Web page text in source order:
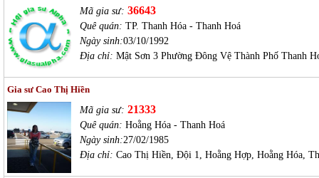
Mã gia sư: 36643
Quê quán: TP. Thanh Hóa - Thanh Hoá
Ngày sinh:03/10/1992
Địa chỉ: Mật Sơn 3 Phường Đông Vệ Thành Phố Thanh
Gia sư Cao Thị Hiền
Mã gia sư: 21333
Quê quán: Hoằng Hóa - Thanh Hoá
Ngày sinh:27/02/1985
Địa chỉ: Cao Thị Hiền, Đội 1, Hoằng Hợp, Hoằng Hóa,